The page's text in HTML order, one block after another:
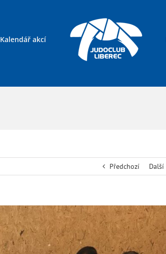
Kalendář akcí
Předchozí Další